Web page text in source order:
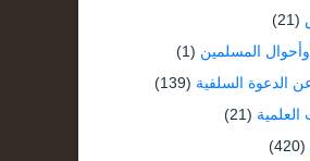
(21)
وأحوال المسلمين (1)
الدعوة السلفية (139)
العلمية (21)
(420)